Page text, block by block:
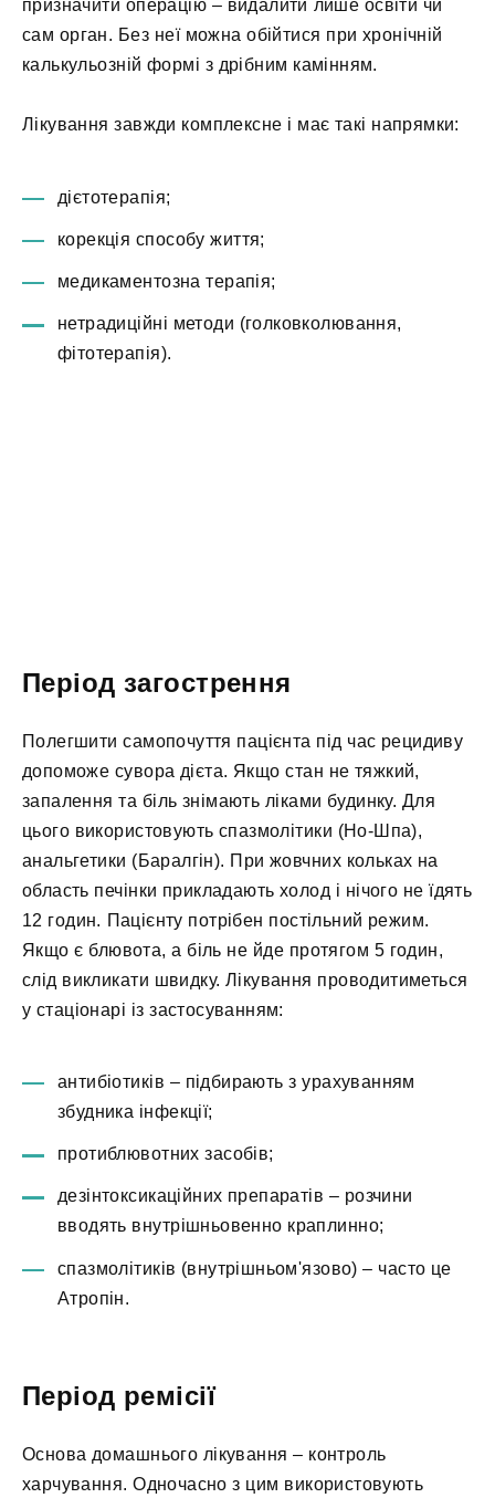
призначити операцію – видалити лише освіти чи
сам орган. Без неї можна обійтися при хронічній
калькульозній формі з дрібним камінням.
Лікування завжди комплексне і має такі напрямки:
дієтотерапія;
корекція способу життя;
медикаментозна терапія;
нетрадиційні методи (голковколювання,
фітотерапія).
Період загострення
Полегшити самопочуття пацієнта під час рецидиву
допоможе сувора дієта. Якщо стан не тяжкий,
запалення та біль знімають ліками будинку. Для
цього використовують спазмолітики (Но-Шпа),
анальгетики (Баралгін). При жовчних кольках на
область печінки прикладають холод і нічого не їдять
12 годин. Пацієнту потрібен постільний режим.
Якщо є блювота, а біль не йде протягом 5 годин,
слід викликати швидку. Лікування проводитиметься
у стаціонарі із застосуванням:
антибіотиків – підбирають з урахуванням
збудника інфекції;
протиблювотних засобів;
дезінтоксикаційних препаратів – розчини
вводять внутрішньовенно краплинно;
спазмолітиків (внутрішньом'язово) – часто це
Атропін.
Період ремісії
Основа домашнього лікування – контроль
харчування. Одночасно з цим використовують